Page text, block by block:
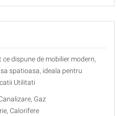
dispune de mobilier modern,
spatioasa, ideala pentru
Utilitati
Gaz
Calorifere